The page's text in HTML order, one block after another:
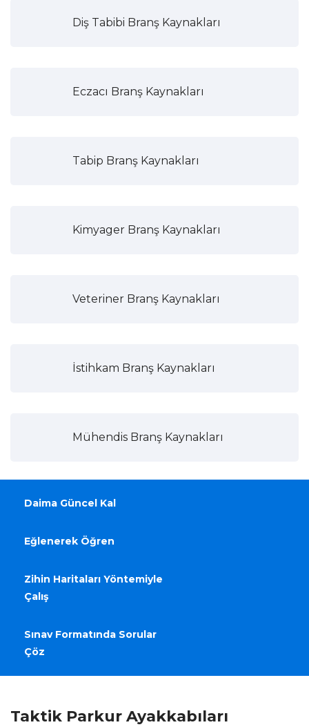
Diş Tabibi Branş Kaynakları
Eczacı Branş Kaynakları
Tabip Branş Kaynakları
Kimyager Branş Kaynakları
Veteriner Branş Kaynakları
İstihkam Branş Kaynakları
Mühendis Branş Kaynakları
Daima Güncel Kal
Eğlenerek Öğren
Zihin Haritaları Yöntemiyle
Çalış
Sınav Formatında Sorular
Çöz
Taktik Parkur Ayakkabıları